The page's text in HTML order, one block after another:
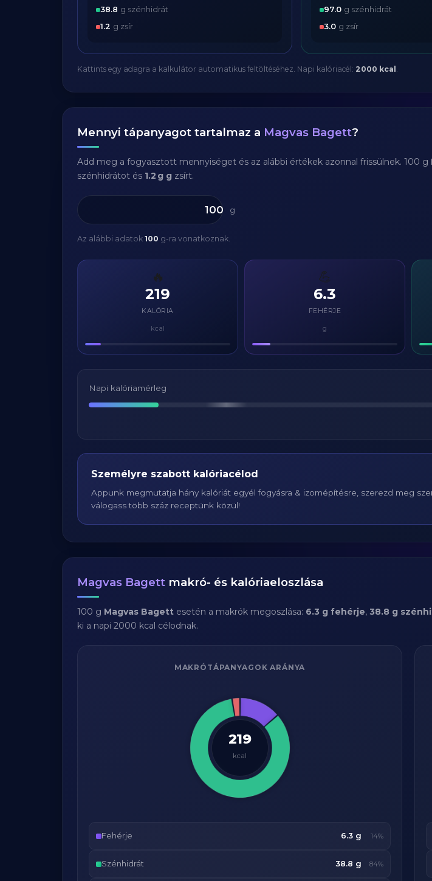
38.8 g szénhidrát
1.2 g zsír
97.0 g szénhidrát
3.0 g zsír
Kattints egy adagra a kalkulátor automatikus feltöltéséhez. Napi kalóriacél: 2000 kcal .
Mennyi tápanyagot tartalmaz a Magvas Bagett?
Add meg a fogyasztott mennyiséget és az alábbi értékek azonnal frissülnek. 100 g
szénhidrátot és 1.2 g g zsírt.
g
Az alábbi adatok 100 g-ra vonatkoznak.
🔥
219
KALÓRIA
kcal
💪
6.3
FEHÉRJE
g
Napi kalóriamérleg
Személyre szabott kalóriacélod
Appunk megmutatja hány kalóriát egyél fogyásra & izomépítésre, szerezd meg
válogass több száz receptünk közül!
Magvas Bagett makró- és kalóriaeloszlása
100 g Magvas Bagett esetén a makrók megoszlása: 6.3 g fehérje, 38.8 g
ki a napi 2000 kcal célodnak.
MAKRÓTÁPANYAGOK ARÁNYA
219
kcal
Fehérje 6.3 g 14%
Szénhidrát 38.8 g 84%